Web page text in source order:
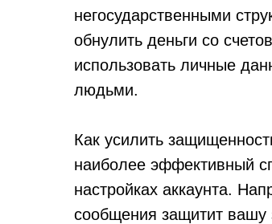
негосударственными
обнулить деньги со
использовать личные
людьми.
Как усилить
наиболее эффективный
настройках аккаунта.
сообщения защитит вашу